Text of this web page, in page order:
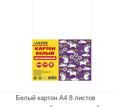
Белый картон А4 8 листов